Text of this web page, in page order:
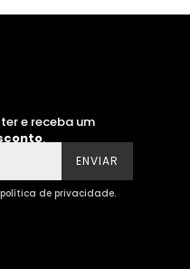
e receba um
.
ENVIAR
política de privacidade.